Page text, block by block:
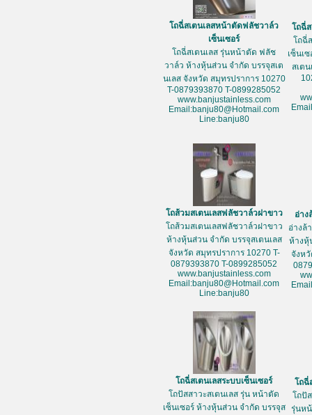
โถฉี่สเตนเลสหน้าตัดฟลัชวาล์ว
เซ็นเซอร์
โถฉี่สเตนเลส รุ่นหน้าตัด ฟลัช
วาล์ว ห้างหุ้นส่วน จำกัด บรรจุสเต
นเลส จังหวัด สมุทรปราการ 10270
T-0879393870 T-0899285052
www.banjustainless.com
Email:banju80@Hotmail.com
Line:banju80
โถฉี่
โถฉี่
เซ็นเ
สเต
โถส้วมสเตนเลสฟลัชวาล์วฝาขาว
โถส้วมสเตนเลสฟลัชวาล์วฝาขาว
ห้างหุ้นส่วน จำกัด บรรจุสเตนเลส
จังหวัด สมุทรปราการ 10270 T-
0879393870 T-0899285052
www.banjustainless.com
Email:banju80@Hotmail.com
Line:banju80
อ่าง
อ่างล้
ห้างหุ้
จังห
โถฉี่สเตนเลสระบบเซ็นเซอร์
โถปัสสาวะสเตนเลส รุ่น หน้าตัด
เซ็นเซอร์ ห้างหุ้นส่วน จำกัด บรรจุส
โถฉี่
โถปั
รุ่นห